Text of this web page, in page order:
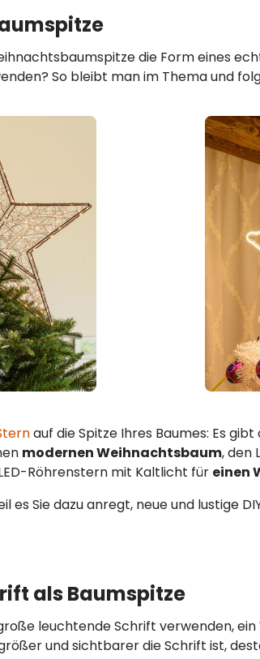
die Form eines
So bleibt man im Thema und
auf die Spitze Ihres Baumes: Es
modernen Weihnachtsbaum, den
Röhrenstern mit Kaltlicht für einen
es Sie dazu anregt, neue und lustige
als Baumspitze
leuchtende Schrift verwenden,
und sichtbarer die Schrift ist,